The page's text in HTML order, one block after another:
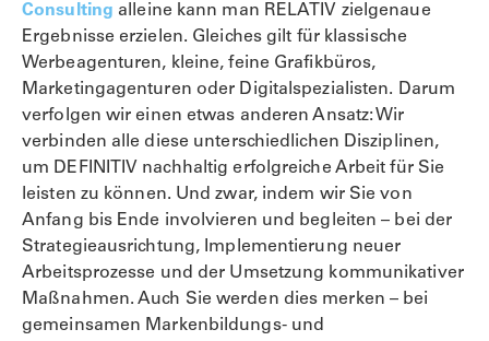
Consulting alleine kann man RELATIV zielgenaue
Ergebnisse erzielen. Gleiches gilt für klassische
Werbeagenturen, kleine, feine Grafikbüros,
Marketingagenturen oder Digitalspezialisten. Darum
verfolgen wir einen etwas anderen Ansatz: Wir
verbinden alle diese unterschiedlichen Disziplinen,
um DEFINITIV nachhaltig erfolgreiche Arbeit für Sie
leisten zu können. Und zwar, indem wir Sie von
Anfang bis Ende involvieren und begleiten – bei der
Strategieausrichtung, Implementierung neuer
Arbeitsprozesse und der Umsetzung kommunikativer
Maßnahmen. Auch Sie werden dies merken – bei
gemeinsamen Markenbildungs- und